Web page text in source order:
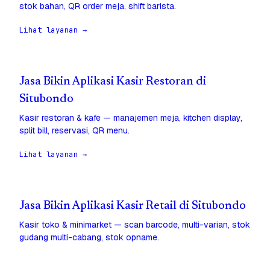
stok bahan, QR order meja, shift barista.
Lihat layanan →
Jasa Bikin Aplikasi Kasir Restoran di
Situbondo
Kasir restoran & kafe — manajemen meja, kitchen display,
split bill, reservasi, QR menu.
Lihat layanan →
Jasa Bikin Aplikasi Kasir Retail di Situbondo
Kasir toko & minimarket — scan barcode, multi-varian, stok
gudang multi-cabang, stok opname.